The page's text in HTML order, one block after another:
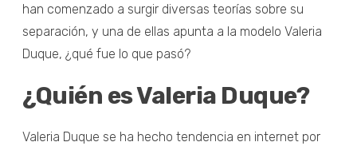
han comenzado a surgir diversas teorías sobre su
separación, y una de ellas apunta a la modelo Valeria
Duque, ¿qué fue lo que pasó?
¿Quién es Valeria Duque?
Valeria Duque se ha hecho tendencia en internet por